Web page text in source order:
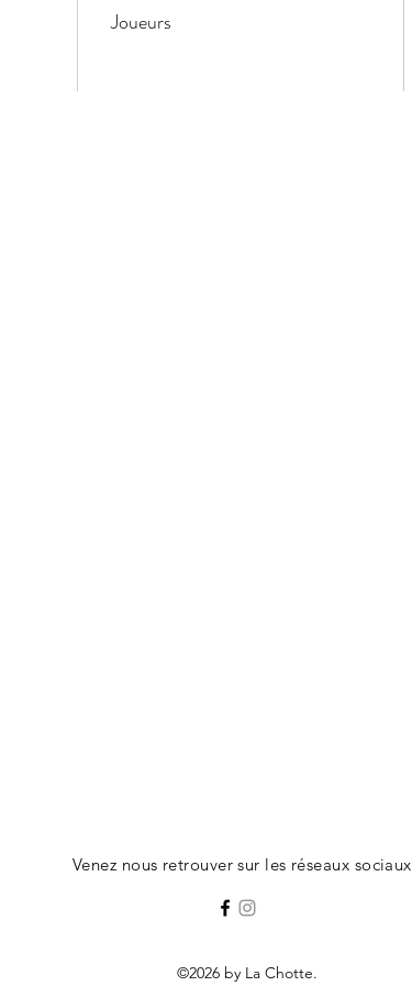
Joueurs
Venez nous retrouver sur les réseaux sociaux
©2026 by La Chotte.